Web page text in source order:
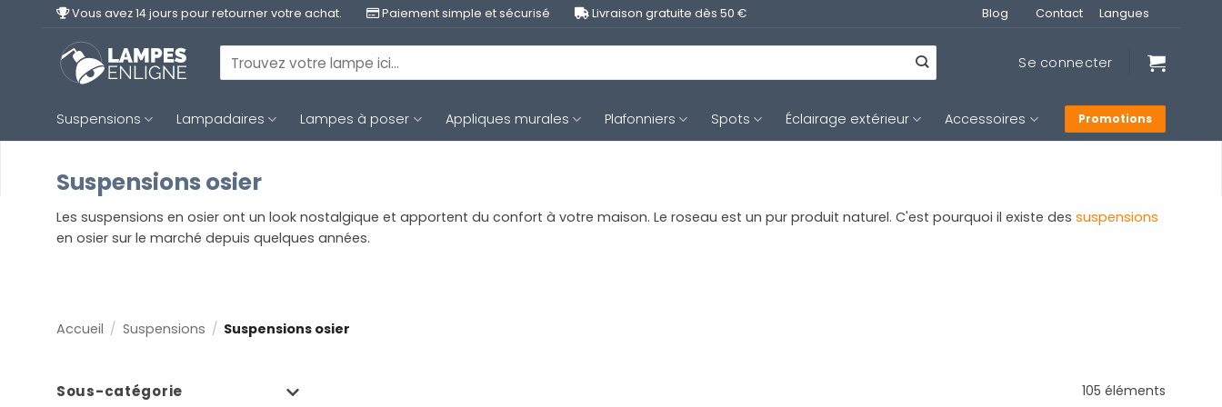
Vous avez 14 jours pour retourner votre achat. Paiement simple et sécurisé Livraison gratuite dès 50 € Blog Contact Langues
Recherche
pour :
Se connecter
Suspensions Lampadaires Lampes à poser Appliques murales Plafonniers Spots Éclairage extérieur Accessoires Promotions
Suspensions osier
Les suspensions en osier ont un look nostalgique et apportent du confort à votre maison. Le roseau est un pur produit naturel. C'est pourquoi il existe des suspensions
en osier sur le marché depuis quelques années.
Accueil / Suspensions / Suspensions osier
Sous-catégorie 105 éléments